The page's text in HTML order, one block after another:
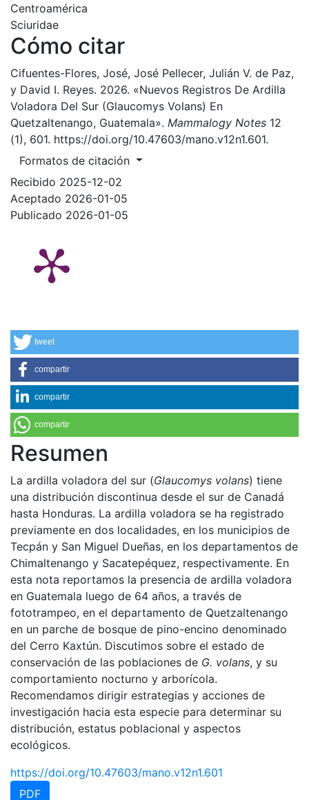
Centroamérica
Sciuridae
Cómo citar
Cifuentes-Flores, José, José Pellecer, Julián V. de Paz,
y David I. Reyes. 2026. «Nuevos Registros De Ardilla
Voladora Del Sur (Glaucomys Volans) En
Quetzaltenango, Guatemala». Mammalogy Notes 12
(1), 601. https://doi.org/10.47603/mano.v12n1.601.
Formatos de citación
Recibido 2025-12-02
Aceptado 2026-01-05
Publicado 2026-01-05
tweet
compartir
compartir
compartir
Resumen
La ardilla voladora del sur (Glaucomys volans) tiene
una distribución discontinua desde el sur de Canadá
hasta Honduras. La ardilla voladora se ha registrado
previamente en dos localidades, en los municipios de
Tecpán y San Miguel Dueñas, en los departamentos de
Chimaltenango y Sacatepéquez, respectivamente. En
esta nota reportamos la presencia de ardilla voladora
en Guatemala luego de 64 años, a través de
fototrampeo, en el departamento de Quetzaltenango
en un parche de bosque de pino-encino denominado
del Cerro Kaxtún. Discutimos sobre el estado de
conservación de las poblaciones de G. volans, y su
comportamiento nocturno y arborícola.
Recomendamos dirigir estrategias y acciones de
investigación hacia esta especie para determinar su
distribución, estatus poblacional y aspectos
ecológicos.
https://doi.org/10.47603/mano.v12n1.601
PDF